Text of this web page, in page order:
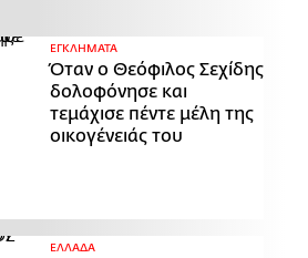
ΕΓΚΛΗΜΑΤΑ
Όταν ο Θεόφιλος Σεχίδης
δολοφόνησε και
τεμάχισε πέντε μέλη της
οικογένειάς του
ΕΛΛΑΔΑ